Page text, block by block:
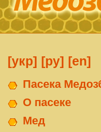
[укр] [ру] [en]
Пасека
О пасеке
Мед